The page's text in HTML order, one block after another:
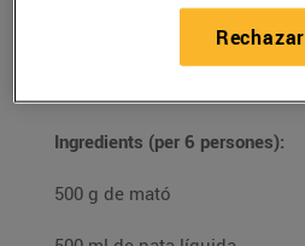
Flam de mató
09/octubre/2020
Ingredients (per 6 persones):
500 g de mató
Rechazar